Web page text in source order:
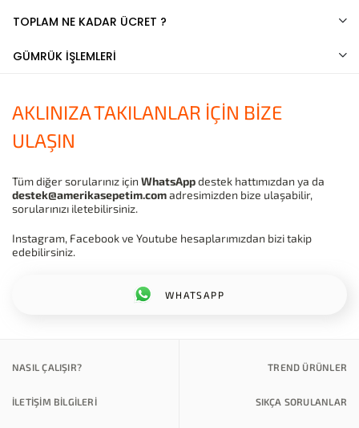
TOPLAM NE KADAR ÜCRET ?
GÜMRÜK İŞLEMLERİ
AKLINIZA TAKILANLAR İÇİN BİZE
ULAŞIN
WHATSAPP
Tüm diğer sorularınız için WhatsAppdestek hattımızdan ya da
destek@amerikasepetim.comadresimizden bize ulaşabilir,
sorularınızı iletebilirsiniz.
Instagram, Facebook ve Youtube hesaplarımızdan bizi takip
edebilirsiniz.
NASIL ÇALIŞIR? TREND ÜRÜNLER
İLETİŞİM BİLGİLERİ SIKÇA SORULANLAR